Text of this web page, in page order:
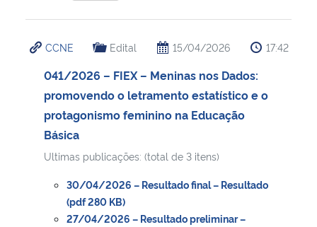
CCNE Edital 15/04/2026 17:42
041/2026 – FIEX – Meninas nos Dados:
promovendo o letramento estatístico e o
protagonismo feminino na Educação
Básica
Ultimas publicações: (total de 3 itens)
30/04/2026 – Resultado final – Resultado
(pdf 280 KB)
27/04/2026 – Resultado preliminar –